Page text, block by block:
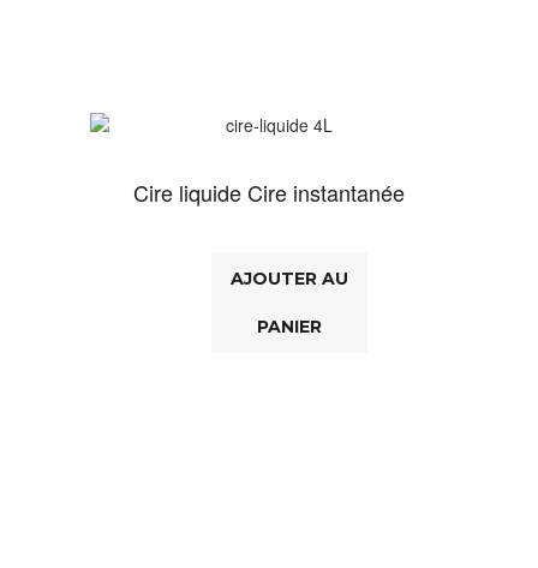
Cire liquide Cire instantanée
AJOUTER AU
PANIER